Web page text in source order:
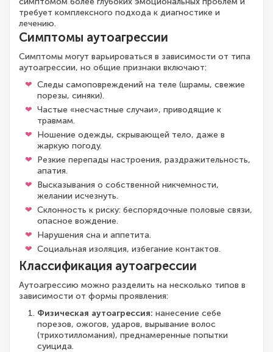
требует комплексного подхода к диагностике и
лечению.
Симптомы аутоагрессии
Симптомы могут варьироваться в зависимости от типа
аутоагрессии, но общие признаки включают:
Следы самоповреждений на теле (шрамы, свежие
порезы, синяки).
Частые «несчастные случаи», приводящие к
травмам.
Ношение одежды, скрывающей тело, даже в
жаркую погоду.
Резкие перепады настроения, раздражительность,
апатия.
Высказывания о собственной никчемности,
желании исчезнуть.
Склонность к риску: беспорядочные половые связи,
опасное вождение.
Нарушения сна и аппетита.
Социальная изоляция, избегание контактов.
Классификация аутоагрессии
Аутоагрессию можно разделить на несколько типов в
зависимости от формы проявления:
Физическая аутоагрессия: нанесение себе
порезов, ожогов, ударов, вырывание волос
(трихотилломания), преднамеренные попытки
суицида.